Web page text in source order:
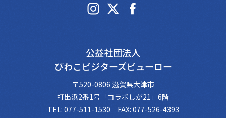
公益社団法人
びわこビジターズビューロー
〒520-0806 滋賀県大津市
打出浜2番1号「コラボしが21」6階
TEL: 077-511-1530 FAX: 077-526-4393